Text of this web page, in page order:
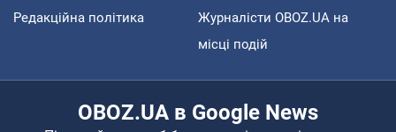
Редакційна політика
Журналісти OBOZ.UA на
місці подій
OBOZ.UA в Google News